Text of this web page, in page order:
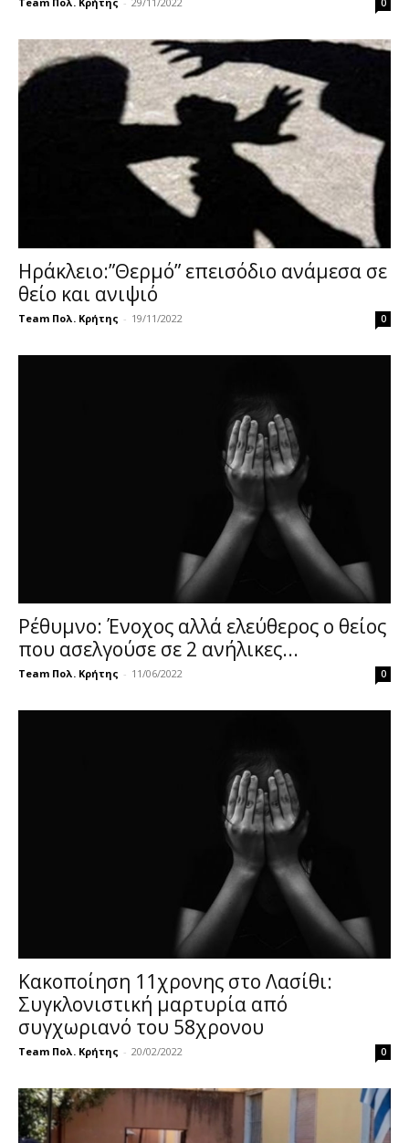
Ηράκλειο:”Θερμό” επεισόδιο ανάμεσα σε
θείο και ανιψιό
Team Πολ. Κρήτης - 19/11/2022 0
Ρέθυμνο: Ένοχος αλλά ελεύθερος ο θείος
που ασελγούσε σε 2 ανήλικες...
Team Πολ. Κρήτης - 11/06/2022 0
Κακοποίηση 11χρονης στο Λασίθι:
Συγκλονιστική μαρτυρία από
συγχωριανό του 58χρονου
Team Πολ. Κρήτης - 20/02/2022 0